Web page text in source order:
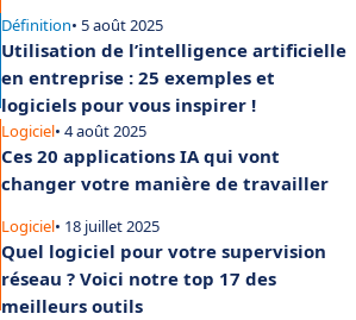
Définition• 5 août 2025
Utilisation de l’intelligence artificielle
en entreprise : 25 exemples et
logiciels pour vous inspirer !
Logiciel• 4 août 2025
Ces 20 applications IA qui vont
changer votre manière de travailler
Logiciel• 18 juillet 2025
Quel logiciel pour votre supervision
réseau ? Voici notre top 17 des
meilleurs outils